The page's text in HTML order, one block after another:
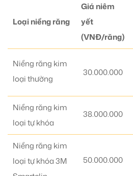
Loại niềng răng
Giá niêm
yết
(VNĐ/răng)
Niềng răng kim
loại thường
30.000.000
Niềng răng kim
loại tự khóa
38.000.000
Niềng răng kim
loại tự khóa 3M
50.000.000